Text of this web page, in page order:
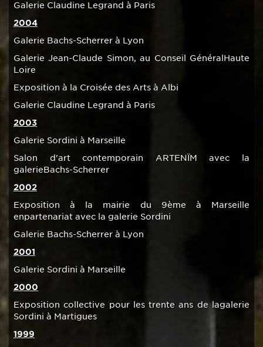
Galerie Claudine Legrand à Paris
2004
Galerie Bachs-Scherrer à Lyon
Galerie Jean-Claude Simon, au Conseil GénéralHaute
Loire
Exposition à la Croisée des Arts à Albi
Galerie Claudine Legrand à Paris
2003
Galerie Sordini à Marseille
Salon d'art contemporain ARTENÏM avec la
galerieBachs-Scherrer
2002
Exposition à la mairie du 9ème à Marseille
enpartenariat avec la galerie Sordini
Galerie Bachs-Scherrer à Lyon
2001
Galerie Sordini à Marseille
2000
Exposition collective pour les trente ans de lagalerie
Sordini à Martigues
1999